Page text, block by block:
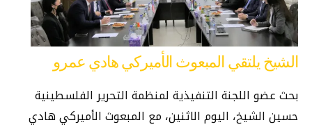
الشيخ يلتقي المبعوث الأميركي هادي عمرو
بحث عضو اللجنة التنفيذية لمنظمة التحرير الفلسطينية
حسين الشيخ، اليوم الاثنين، مع المبعوث الأميركي هادي